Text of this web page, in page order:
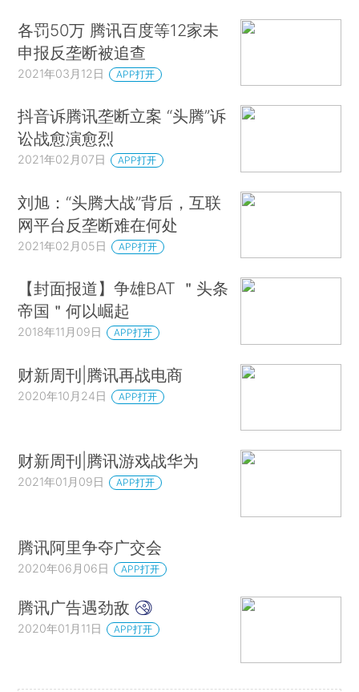
各罚50万 腾讯百度等12家未
申报反垄断被追查
2021年03月12日 APP打开
抖音诉腾讯垄断立案 “头腾”诉
讼战愈演愈烈
2021年02月07日 APP打开
刘旭：“头腾大战”背后，互联
网平台反垄断难在何处
2021年02月05日 APP打开
【封面报道】争雄BAT ＂头条
帝国＂何以崛起
2018年11月09日 APP打开
财新周刊|腾讯再战电商
2020年10月24日 APP打开
财新周刊|腾讯游戏战华为
2021年01月09日 APP打开
腾讯阿里争夺广交会
2020年06月06日 APP打开
腾讯广告遇劲敌
2020年01月11日 APP打开